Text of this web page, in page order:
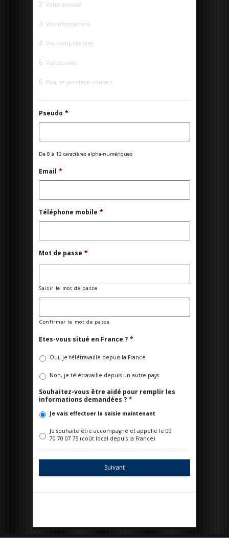
2 Votre activité
3 Vos informations
4 Vos compétences
5 Vos besoins
6 Pour le prochain contact
Pseudo *
De 8 à 12 caractères alpha-numériques
Email *
Téléphone mobile *
Mot de passe *
Saisir le mot de passe
Confirmer le mot de passe
Etes-vous situé en France ? *
Oui, je télétravaille depuis la France
Non, je télétravaille depuis un autre pays
Souhaitez-vous être aidé pour remplir les
informations demandées ? *
Je vais effectuer la saisie maintenant
Je souhaite être accompagné et appelle le 09
70 70 07 75 (coût local depuis la France)